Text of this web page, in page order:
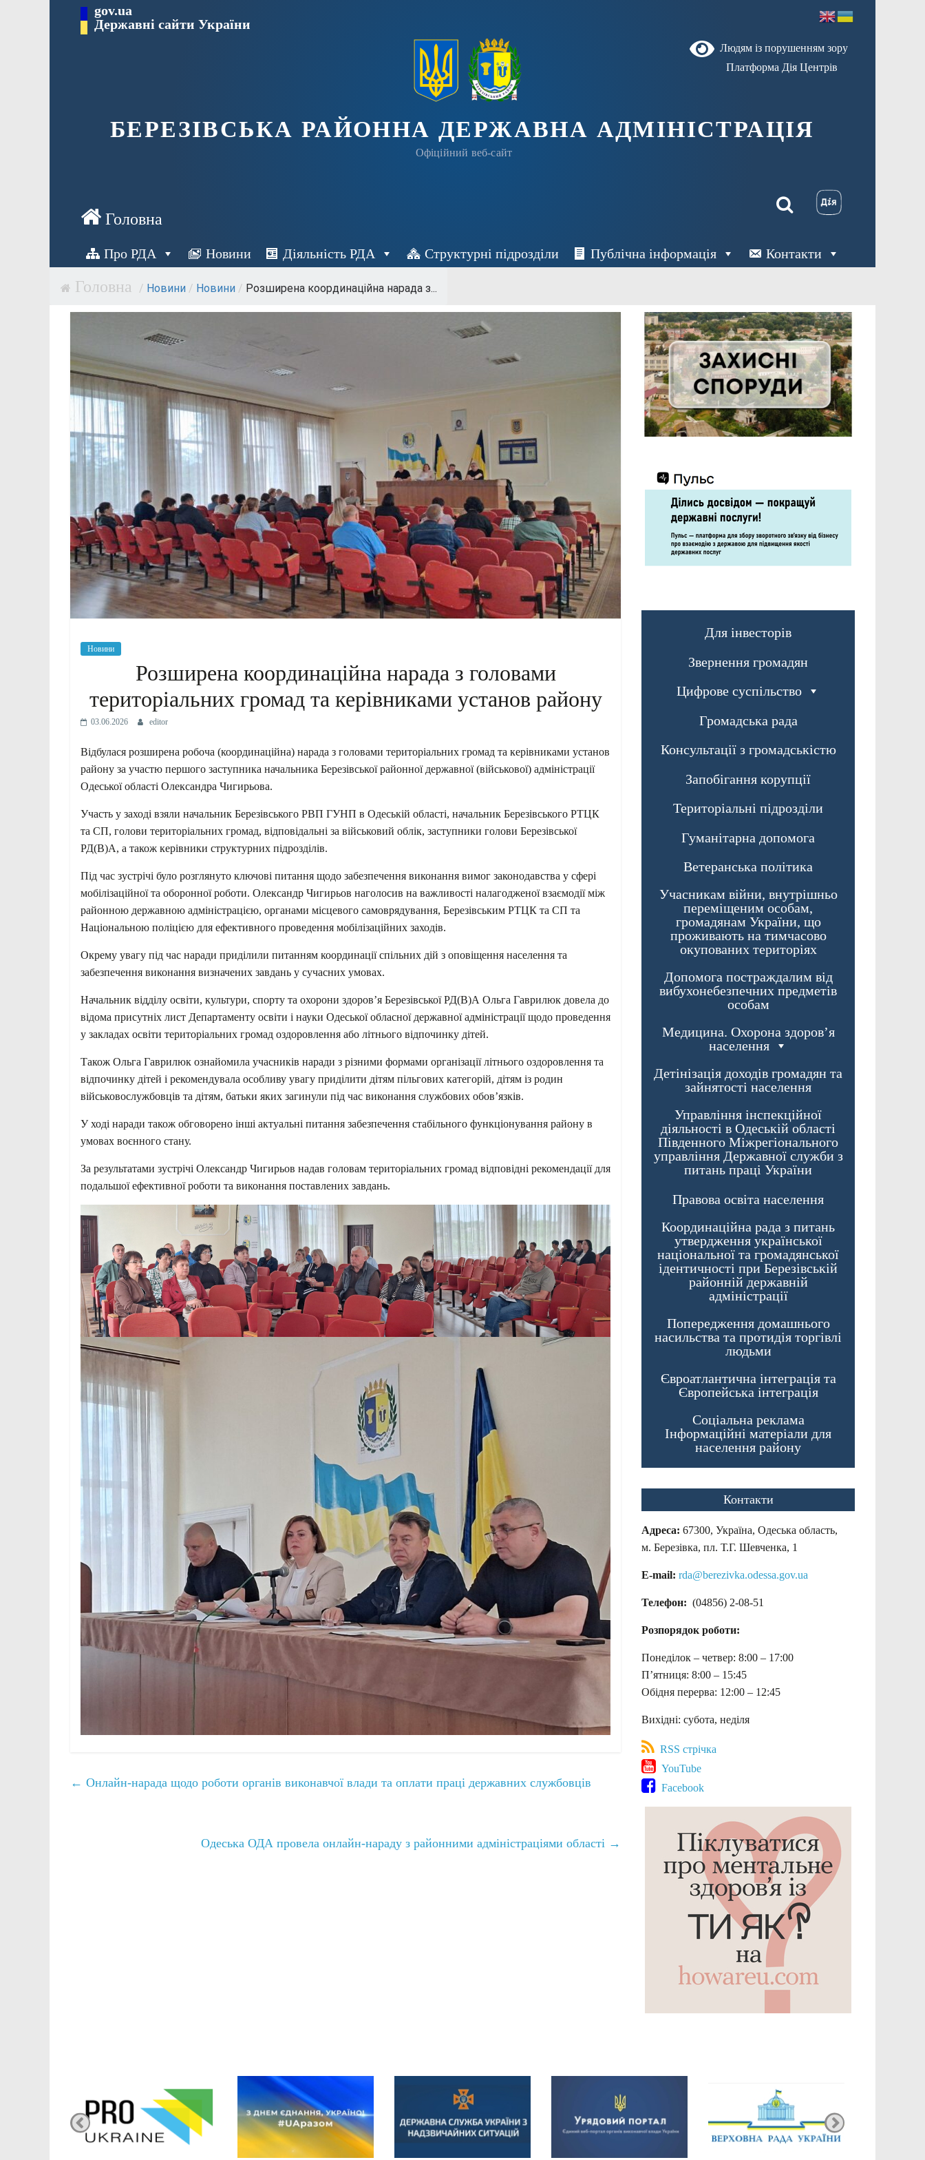
Перейти gov.ua
Державні сайти України
Людям із порушенням зору
Платформа Дія Центрів
БЕРЕЗІВСЬКА РАЙОННА ДЕРЖАВНА АДМІНІСТРАЦІЯ
Офіційний веб-сайт
Про РДА Новини Діяльність РДА Структурні підрозділи Публічна інформація Контакти
/ Новини / Новини / Розширена координаційна нарада з...
Новини
Розширена координаційна нарада з головами
територіальних громад та керівниками установ району
03.06.2026 editor
Відбулася розширена робоча (координаційна) нарада з головами територіальних громад та керівниками установ
району за участю першого заступника начальника Березівської районної державної (військової) адміністрації
Одеської області Олександра Чигирьова.
Участь у заході взяли начальник Березівського РВП ГУНП в Одеській області, начальник Березівського РТЦК
та СП, голови територіальних громад, відповідальні за військовий облік, заступники голови Березівської
РД(В)А, а також керівники структурних підрозділів.
Під час зустрічі було розглянуто ключові питання щодо забезпечення виконання вимог законодавства у сфері
мобілізаційної та оборонної роботи. Олександр Чигирьов наголосив на важливості налагодженої взаємодії між
районною державною адміністрацією, органами місцевого самоврядування, Березівським РТЦК та СП та
Національною поліцією для ефективного проведення мобілізаційних заходів.
Окрему увагу під час наради приділили питанням координації спільних дій з оповіщення населення та
забезпечення виконання визначених завдань у сучасних умовах.
Начальник відділу освіти, культури, спорту та охорони здоров’я Березівської РД(В)А Ольга Гаврилюк довела до
відома присутніх лист Департаменту освіти і науки Одеської обласної державної адміністрації щодо проведення
у закладах освіти територіальних громад оздоровлення або літнього відпочинку дітей.
Також Ольга Гаврилюк ознайомила учасників наради з різними формами організації літнього оздоровлення та
відпочинку дітей і рекомендувала особливу увагу приділити дітям пільгових категорій, дітям із родин
військовослужбовців та дітям, батьки яких загинули під час виконання службових обов’язків.
У ході наради також обговорено інші актуальні питання забезпечення стабільного функціонування району в
умовах воєнного стану.
За результатами зустрічі Олександр Чигирьов надав головам територіальних громад відповідні рекомендації для
подальшої ефективної роботи та виконання поставлених завдань.
← Онлайн-нарада щодо роботи органів виконавчої влади та оплати праці державних службовців
Одеська ОДА провела онлайн-нараду з районними адміністраціями області →
Для інвесторів
Звернення громадян
Цифрове суспільство
Громадська рада
Консультації з громадськістю
Запобігання корупції
Територіальні підрозділи
Гуманітарна допомога
Ветеранська політика
Учасникам війни, внутрішньо
переміщеним особам,
громадянам України, що
проживають на тимчасово
окупованих територіях
Допомога постраждалим від
вибухонебезпечних предметів
особам
Медицина. Охорона здоров’я
населення
Детінізація доходів громадян та
зайнятості населення
Управління інспекційної
діяльності в Одеській області
Південного Міжрегіонального
управління Державної служби з
питань праці України
Правова освіта населення
Координаційна рада з питань
утвердження української
національної та громадянської
ідентичності при Березівській
районній державній
адміністрації
Попередження домашнього
насильства та протидія торгівлі
людьми
Євроатлантична інтеграція та
Європейська інтеграція
Соціальна реклама
Інформаційні матеріали для
населення району
Контакти
Адреса: 67300, Україна, Одеська область,
м. Березівка, пл. Т.Г. Шевченка, 1
E-mail: rda@berezivka.odessa.gov.ua
Телефон: (04856) 2-08-51
Розпорядок роботи:
Понеділок – четвер: 8:00 – 17:00
П’ятниця: 8:00 – 15:45
Обідня перерва: 12:00 – 12:45
Вихідні: субота, неділя
RSS стрічка
YouTube
Facebook